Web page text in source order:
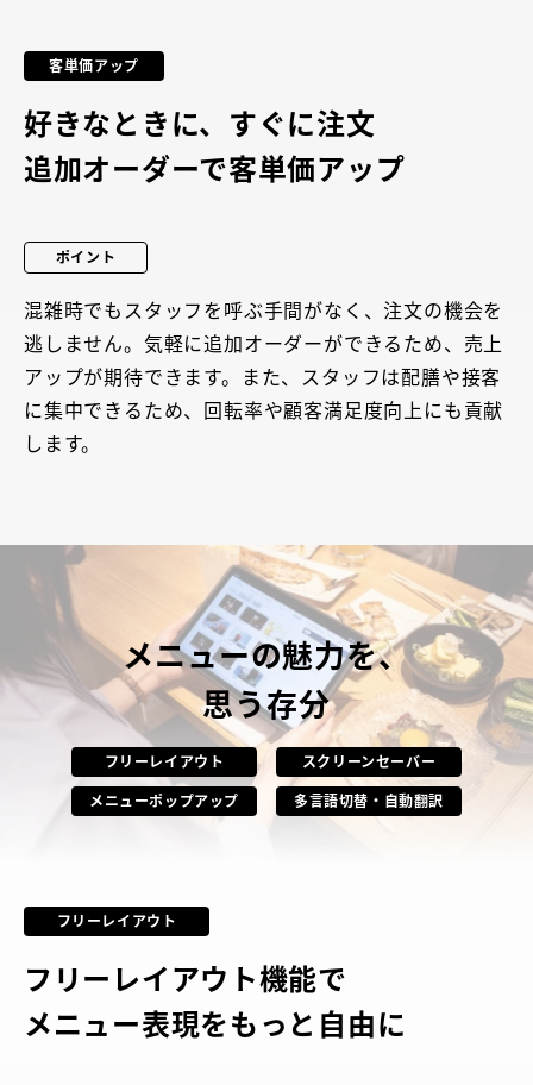
客単価アップ
好きなときに、すぐに注文
追加オーダーで客単価アップ
ポイント
混雑時でもスタッフを呼ぶ手間がなく、注文の機会を
逃しません。気軽に追加オーダーができるため、売上
アップが期待できます。また、スタッフは配膳や接客
に集中できるため、回転率や顧客満足度向上にも貢献
します。
メニューの魅力を、
思う存分
フリーレイアウト
スクリーンセーバー
メニューポップアップ
多言語切替・自動翻訳
フリーレイアウト
フリーレイアウト機能で
メニュー表現をもっと自由に